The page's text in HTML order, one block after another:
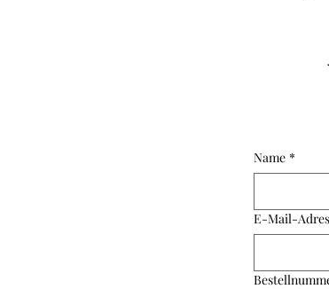
Name *
E-Mail-